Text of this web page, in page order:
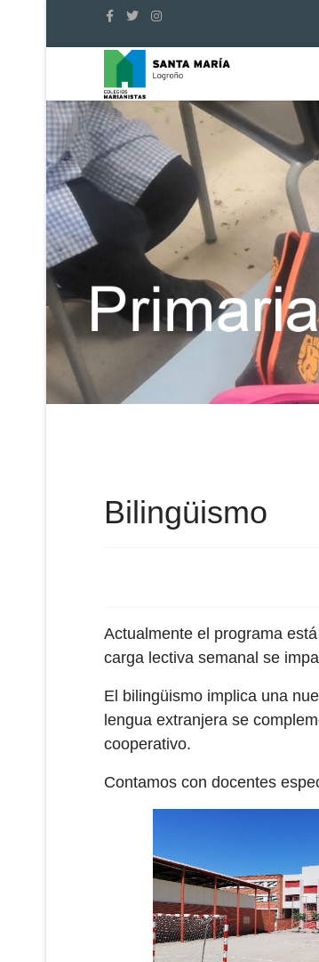
Bilingüismo
Actualmente el programa
carga lectiva semanal se
El bilingüismo implica una
lengua extranjera se
cooperativo.
Contamos con docentes